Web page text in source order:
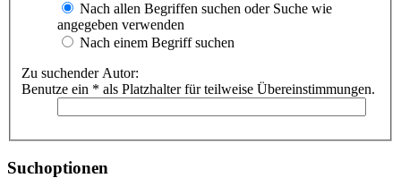
Nach allen Begriffen suchen oder Suche wie
angegeben verwenden
Nach einem Begriff suchen
Zu suchender Autor:
Benutze ein * als Platzhalter für teilweise Übereinstimmungen.
Suchoptionen